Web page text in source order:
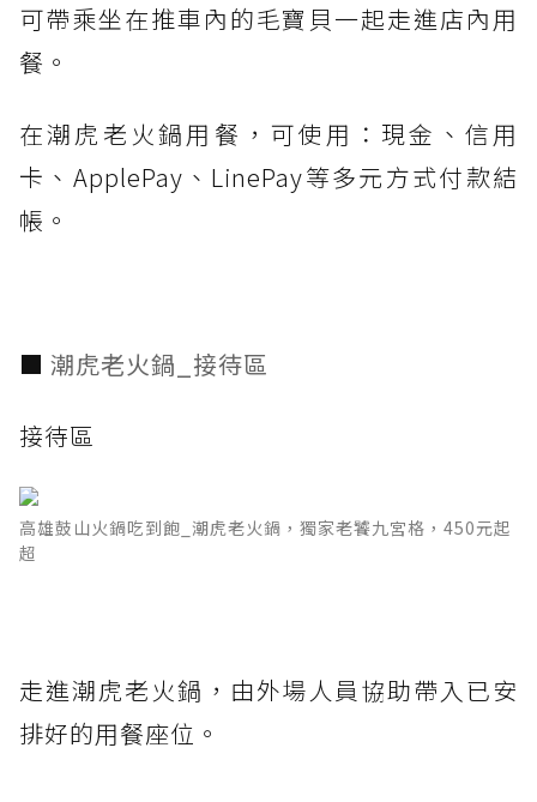
可帶乘坐在推車內的毛寶貝一起走進店內用
餐。
在潮虎老火鍋用餐，可使用：現金、信用
卡、ApplePay、LinePay等多元方式付款結
帳。
■ 潮虎老火鍋_接待區
接待區
高雄鼓山火鍋吃到飽_潮虎老火鍋，獨家老饕九宮格，450元起
超
走進潮虎老火鍋，由外場人員協助帶入已安
排好的用餐座位。